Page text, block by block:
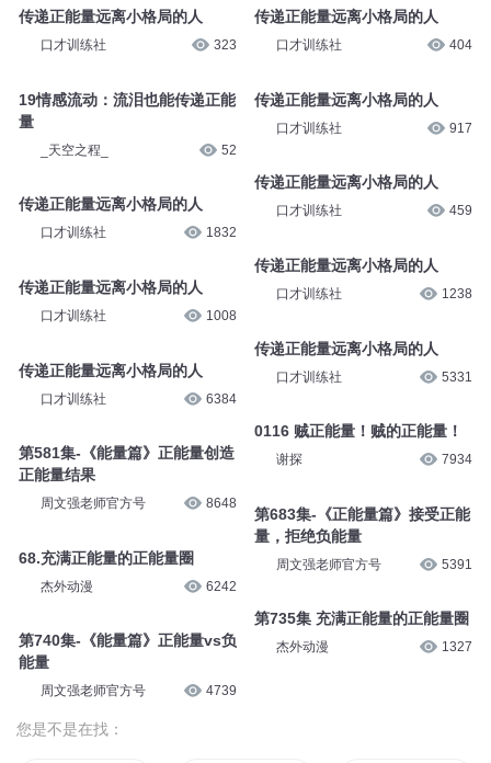
传递正能量远离小格局的人
口才训练社 323
19情感流动：流泪也能传递正能
量
_天空之程_ 52
传递正能量远离小格局的人
口才训练社 1832
传递正能量远离小格局的人
口才训练社 1008
传递正能量远离小格局的人
口才训练社 6384
第581集-《能量篇》正能量创造
正能量结果
周文强老师官方号 8648
68.充满正能量的正能量圈
杰外动漫 6242
第740集-《能量篇》正能量vs负
能量
周文强老师官方号 4739
传递正能量远离小格局的人
口才训练社 404
传递正能量远离小格局的人
口才训练社 917
传递正能量远离小格局的人
口才训练社 459
传递正能量远离小格局的人
口才训练社 1238
传递正能量远离小格局的人
口才训练社 5331
0116 贼正能量！贼的正能量！
谢探 7934
第683集-《正能量篇》接受正能
量，拒绝负能量
周文强老师官方号 5391
第735集 充满正能量的正能量圈
杰外动漫 1327
您是不是在找：